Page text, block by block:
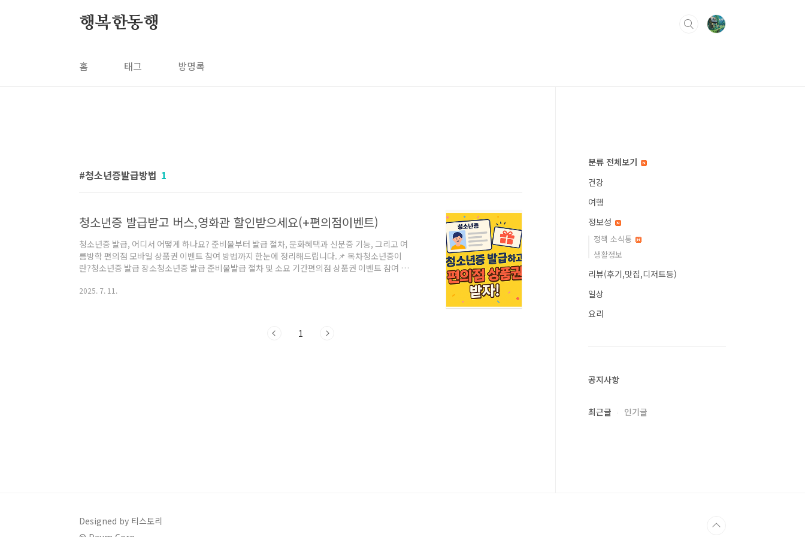
행복한동행
홈 태그 방명록
청소년증발급방법 1
청소년증 발급받고 버스,영화관 할인받으세요(+편의점이벤트)
청소년증 발급, 어디서 어떻게 하나요? 준비물부터 발급 절차, 문화혜택과 신분증 기능, 그리고 여
름방학 편의점 모바일 상품권 이벤트 참여 방법까지 한눈에 정리해드립니다.📌 목차청소년증이
란?청소년증 발급 장소청소년증 발급 준비물발급 절차 및 소요 기간편의점 상품권 이벤트 참여 방
장, 병원, 금융기관 등에서 신분증으로 사용 가능버스, 지하철, 영화관 등에서 청소년 할인 적용✅
3.5×4.5cm, 6개월 이내청소년증 발급신청서주민센터 비..
2025. 7. 11.
1
분류 전체보기
건강
여행
정보성
정책 소식통
생활정보
리뷰(후기,맛집,디저트등)
일상
요리
공지사항
최근글 인기글
Designed by 티스토리